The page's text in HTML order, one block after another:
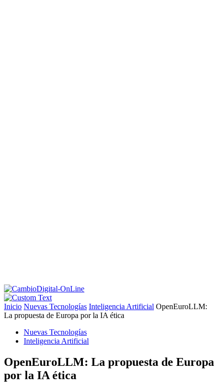
Inicio Nuevas Tecnologías Inteligencia Artificial OpenEuroLLM:
La propuesta de Europa por la IA ética
Nuevas Tecnologías
Inteligencia Artificial
OpenEuroLLM: La propuesta de Europa
por la IA ética